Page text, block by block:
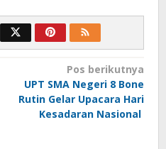
Pos berikutnya
UPT SMA Negeri 8 Bone
Rutin Gelar Upacara Hari
Kesadaran Nasional